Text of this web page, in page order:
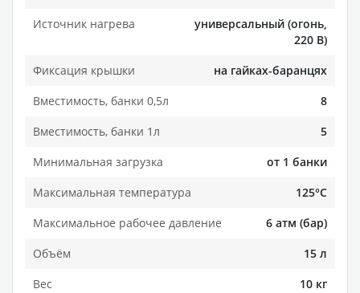
Источник нагрева
универсальный (огонь,
220 В)
Фиксация крышки
на гайках-баранцях
Вместимость, банки 0,5л
8
Вместимость, банки 1л
5
Минимальная загрузка
от 1 банки
Максимальная температура
125°C
Максимальное рабочее давление
6 атм (бар)
Объём
15 л
Вес
10 кг